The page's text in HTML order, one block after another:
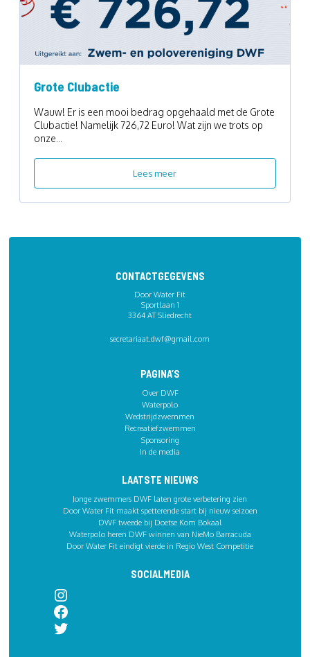
Grote Clubactie
Wauw! Er is een mooi bedrag opgehaald met de Grote
Clubactie! Namelijk 726,72 Euro! Wat zijn we trots op
onze...
Lees meer
CONTACTGEGEVENS
Door Water Fit
Sportlaan 1
3364 AT Sliedrecht
secretariaat.dwf@gmail.com
PAGINA’S
Over DWF
Waterpolo
Wedstrijdzwemmen
Recreatiefzwemmen
Sponsoring
In de media
LAATSTE NIEUWS
Jonge zwemmers DWF laten grote verbetering zien
Door Water Fit maakt spetterende start bij nieuw seizoen
DWF tweede bij Doetse Kom Bokaal
Waterpolo heren DWF winnen van NieMo Barracuda
Door Water Fit eindigt vierde in Regio West Competitie
SOCIALMEDIA
Instagram
Facebook
Twitter